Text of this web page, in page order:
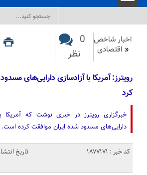
اخبار شاخص
« اقتصادی
0
نظر
رویترز: آمریکا با آزادسازی دارایی‌های
کرد
خبرگزاری رویترز در خبری نوشت که آمریکا
دارایی‌های مسدود شده ایران موافقت کرده است.
کد خبر : 1877171